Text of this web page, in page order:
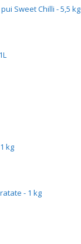
Sweet Chilli - 5,5 kg
kg
- 1 kg